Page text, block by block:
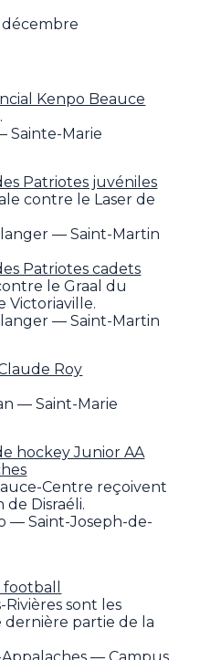
Kenpo Beauce
Sainte-Marie
Patriotes juvéniles
contre le Laser de
— Saint-Martin
Patriotes cadets
le Graal du
Victoriaville.
— Saint-Martin
Roy
— Saint-Marie
hockey Junior AA
Centre reçoivent
de Disraéli.
— Saint-Joseph-de-
Rivières sont les
partie de la